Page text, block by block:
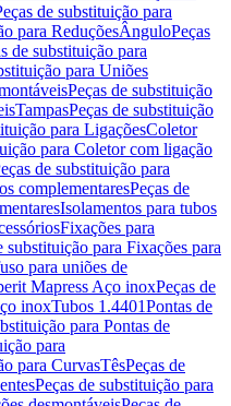
de substituição para
para ReduçõesÂnguloPeças
de substituição para
para Uniões
Peças de substituição
TampasPeças de substituição
para LigaçõesColetor
para Coletor com ligação
de substituição para
complementaresPeças de
Isolamentos para tubos
Fixações para
substituição para Fixações para
para uniões de
Mapress Aço inoxPeças de
inoxTubos 1.4401Pontas de
para Pontas de
para
para CurvasTêsPeças de
Peças de substituição para